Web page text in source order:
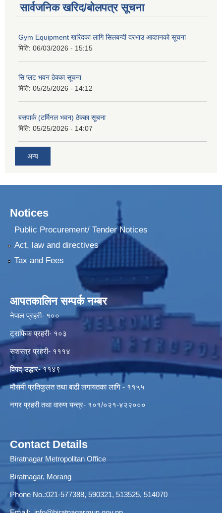
सार्वजनिक खरिद/बोलपत्र सूचना
Gym Equipment खरिदका लागि सिलबन्दी दरभाउ आव्हानको सूचना
मिति: 06/03/2026 - 15:15
सि प्लट भवन ठेक्का सूचना
मिति: 05/25/2026 - 14:12
बसपार्क (टर्मिनल भवन) ठेक्का सूचना
मिति: 05/25/2026 - 14:07
अन्य
Notices
Public Procurement/ Tender Notices
Act, law and directives
Tax and Fees
आपतकालिन सम्पर्क नम्बर
नेपाल प्रहरी- १००
ट्राफिक प्रहरी- १०३
सशस्त्र प्रहरी- १११४
विपद् उद्धार- ११४९
मौसमी प्रतिकुलत तथा बाढी लगायतका लागि - ११५५
नगर प्रहरी तथा वारुण यन्त्र- १०१/०२१-४२२०००
Contact Details
Biratnagar Metropolitan Office
Biratnagar, Morang
Phone No.:021-577388, 590321, 513525, 514070